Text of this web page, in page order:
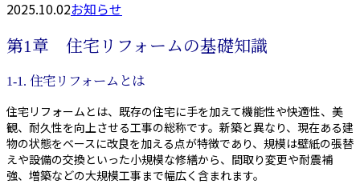
2025.10.02お知らせ
第1章 住宅リフォームの基礎知識
1-1. 住宅リフォームとは
住宅リフォームとは、既存の住宅に手を加えて機能性や快適性、美
観、耐久性を向上させる工事の総称です。新築と異なり、現在ある建
物の状態をベースに改良を加える点が特徴であり、規模は壁紙の張替
えや設備の交換といった小規模な修繕から、間取り変更や耐震補
強、増築などの大規模工事まで幅広く含まれます。